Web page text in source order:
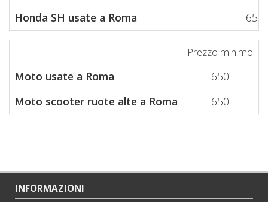
Honda SH usate a Roma
650
Prezzo minimo
Moto usate a Roma
650
Moto scooter ruote alte a Roma
650
INFORMAZIONI